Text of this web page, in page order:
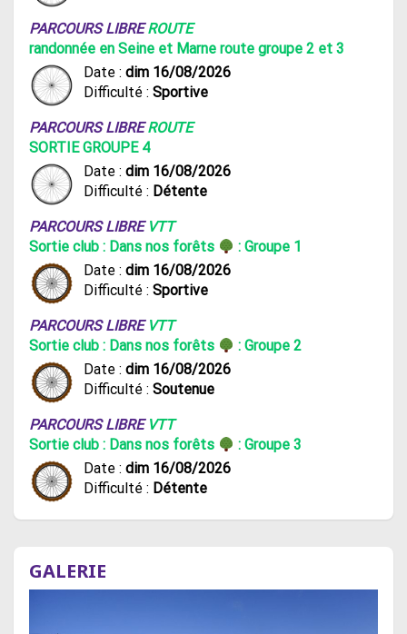
PARCOURS LIBREROUTE
randonnée en Seine et Marne route groupe 2 et 3
Date : dim 16/08/2026
Difficulté : Sportive
PARCOURS LIBREROUTE
SORTIE GROUPE 4
Date : dim 16/08/2026
Difficulté : Détente
PARCOURS LIBRE VTT
Sortie club : Dans nos forêts
: Groupe 1
Date : dim 16/08/2026
Difficulté : Sportive
PARCOURS LIBRE VTT
Sortie club : Dans nos forêts
: Groupe 2
Date : dim 16/08/2026
Difficulté : Soutenue
PARCOURS LIBRE VTT
Sortie club : Dans nos forêts
: Groupe 3
Date : dim 16/08/2026
Difficulté : Détente
GALERIE